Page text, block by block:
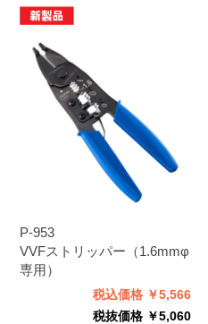
P-953
VVFストリッパー（1.6mmφ
専用）
税込価格 ￥5,566
税抜価格 ￥5,060